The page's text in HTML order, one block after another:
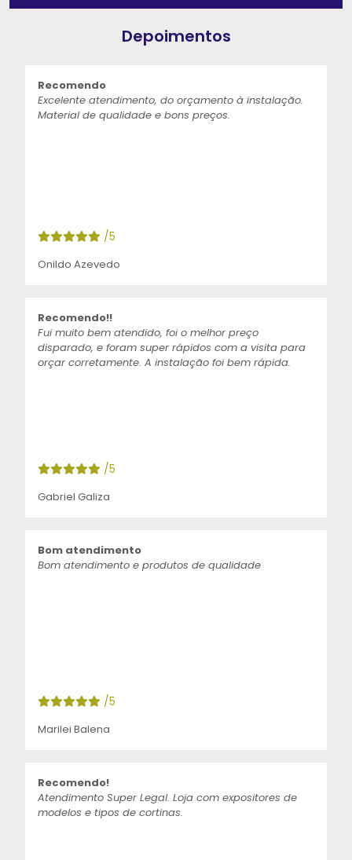
Depoimentos
Recomendo
Excelente atendimento, do orçamento à instalação.
Material de qualidade e bons preços.
/5
Onildo Azevedo
Recomendo!!
Fui muito bem atendido, foi o melhor preço
disparado, e foram super rápidos com a visita para
orçar corretamente. A instalação foi bem rápida.
/5
Gabriel Galiza
Bom atendimento
Bom atendimento e produtos de qualidade
/5
Marilei Balena
Recomendo!
Atendimento Super Legal. Loja com expositores de
modelos e tipos de cortinas.